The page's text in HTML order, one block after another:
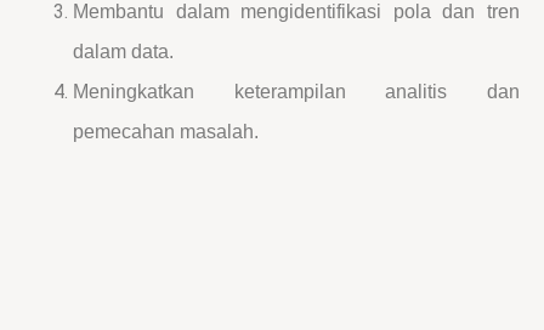
Membantu dalam mengidentifikasi pola dan tren
dalam data.
Meningkatkan keterampilan analitis dan
pemecahan masalah.